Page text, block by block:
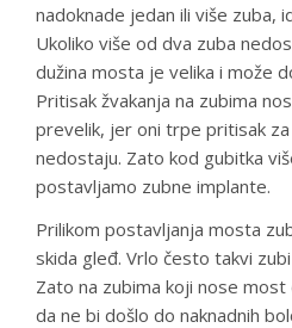
nadoknade jedan ili više zuba,
Ukoliko više od dva zuba
dužina mosta je velika i može
Pritisak žvakanja na zubima
prevelik, jer oni trpe pritisak
nedostaju. Zato kod gubitka
postavljamo zubne implante.
Prilikom postavljanja mosta
skida gleđ. Vrlo često takvi
Zato na zubima koji nose
da ne bi došlo do naknadnih